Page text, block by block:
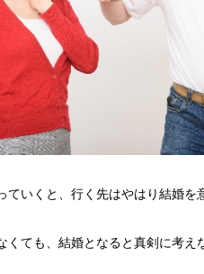
いくと、行く先はやはり結婚を
ても、結婚となると真剣に考え